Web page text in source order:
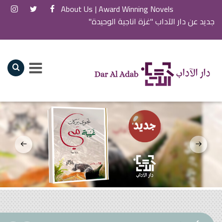
Award Winning Novels |
About Us
جديد عن دار الآداب "غيبة مي"